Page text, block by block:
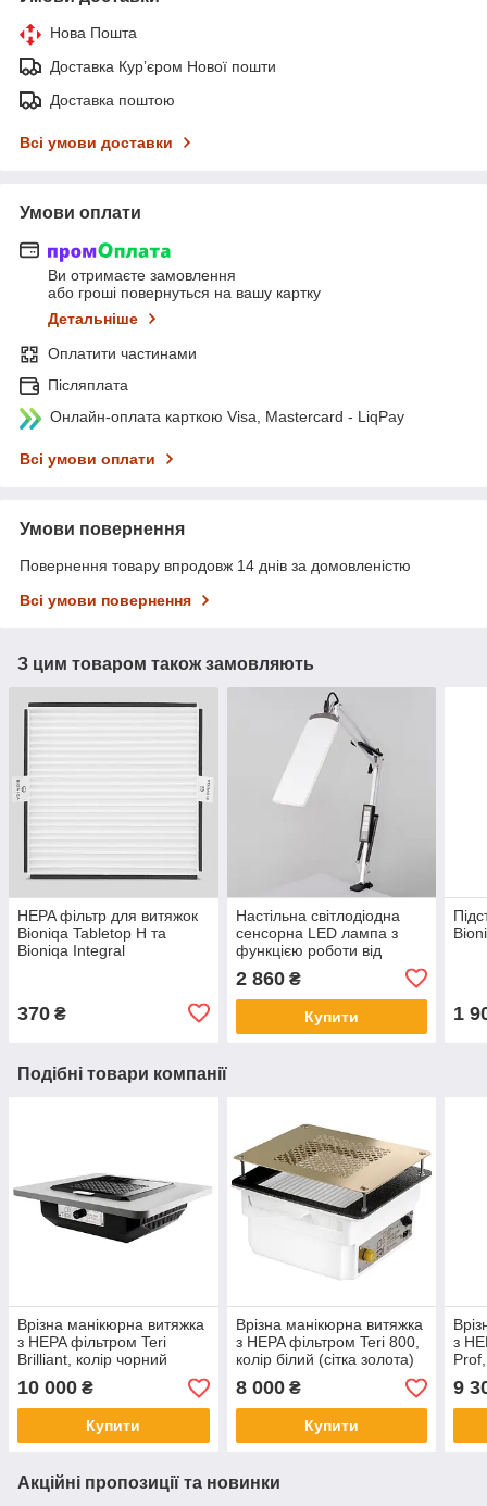
Нова Пошта
Доставка Курʼєром Нової пошти
Доставка поштою
Всі умови доставки
Умови оплати
Ви отримаєте замовлення
або гроші повернуться на вашу картку
Детальніше
Оплатити частинами
Післяплата
Онлайн-оплата карткою Visa, Mastercard - LiqPay
Всі умови оплати
Умови повернення
Повернення товару впродовж 14 днів за домовленістю
Всі умови повернення
З цим товаром також замовляють
HEPA фільтр для витяжок
Bioniqa Tabletop H та
Bioniqa Integral
370 ₴
Настільна світлодіодна
сенсорна LED лампа з
функцією роботи від
регулюванням світла X-
LED-20 SW
2 860₴
Купити 1
Подібні товари компанії
Врізна манікюрна витяжка
з HEPA фільтром Teri
Brilliant, колір чорний
(сітка чорна)
10 000 ₴
Купити
Врізна манікюрна витяжка
з HEPA фільтром Teri 800,
колір білий (сітка золота)
8 000₴
Купити
з
Prof,
9
Акційні пропозиції та новинки